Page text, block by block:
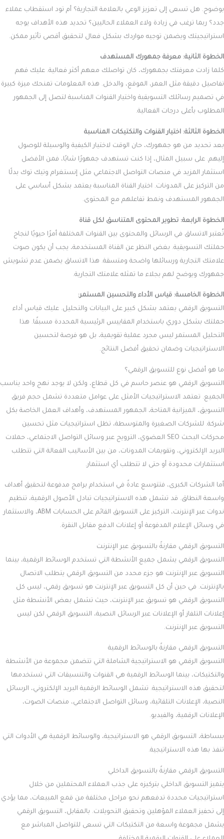
بوضوح. هل تسعى إلى تعزيز الوعي بالعلامة التجارية؟ أم تود استقطاب عملاء
جدد؟ ربما ترغب في زيادة ولاء العملاء الحاليين؟ تحديد هذه الأهداف يوجه
استراتيجيتك ويضمن توجيه مواردك بشكل فعال لتحقيق أقصى تأثير ممكن.
الخطوة الثانية: معرفة جمهورك المستهدف
كلما زادت معرفتك بجمهورك، كان تواصلك معهم أكثر فعالية. عليك فهم
تفاصيل دقيقة مثل العمر، الموقع، والدخل. هذه المعلومات تمنحك ميزة كبيرة
في تصميم رسائلك التسويقية واختيار القنوات المناسبة لتصل إلى الجمهور
المطلوب بأعلى درجات الفعالية.
الخطوة الثالثة: اختيار القنوات والتكتيكات المناسبة
بعد تحديد من هو جمهورك، حان الوقت لاختيار الكيفية والوسيلة للوصول
إليهم. على سبيل المثال، إذا كنت تستهدف جمهورًا شابًا، فمن الأفضل
استثمار المزيد في منصات التواصل الاجتماعي مثل إنستغرام وتيك توك بدلًا
من التركيز على المدونات. اختيار القناة المناسبة يعتمد بشكل أساسي على
الجمهور المستهدف ونمط تفاعلهم مع المحتوى.
الخطوة الرابعة: تطوير المحتوى المتناسق لكل قناة
تُعتبر الاتساق في الرسائل والمحتوى بين القنوات المختلفة أمرًا حيويًا لنجاح
حملتك التسويقية. بغض النظر عن القناة المستخدمة، يجب أن يكون صوت
علامتك التجارية ورسائلها واضحة ومتسقة. هذا الاتساق يضمن عدم تشويش
جمهورك ويوضح لهم بجلاء ما تمثله علامتك التجارية.
الخطوة الخامسة: قياس الأداء والتحسين المستمر:
التسويق الرقمي يعتمد بشكل كبير على البيانات والتحليل. عليك قياس أداء
حملتك بشكل دوري باستخدام المقاييس الرئيسية المحددة مسبقًا. هذا
التحليل المستمر ليس مجرد عملية تقويمية، بل هو فرصة لتحسين
الاستراتيجيات وضمان تحقيق أفضل النتائج.
ما هو أفضل نوع للتسويق الرقمي؟
التسويق الرقمي هو عنصر حاسم في كل قطاع، ولكن لا يوجد نهج واحد يناسب
الجميع. تعتمد الاستراتيجيات الأمثل على عوامل متعددة تشمل حجم فريق
التسويق، الميزانية المتاحة، الجمهور المستهدف، وأهداف العمل الخاصة بكل
شركة. للشركات الصغيرة والمتوسطة، تظل استراتيجيات مثل تحسين
محركات البحث SEO العضوي، الترويج عبر وسائل التواصل الاجتماعي، حملات
البريد الإلكتروني، وتقويمات المدونات، من بين الأساليب الفعالة التي تتطلب
استثمارات محدودة أو حتى لا تتطلب أي استثمار.
أما الشركات الكبرى، فتتوسع عادةً في استخدام برامج مدفوعة لتحقيق أهداف
واسعة النطاق. قد تشمل هذه الاستراتيجيات تبادل الأصول الرقمية، تنظيم
ندوات عبر الإنترنت، التركيز على التسويق القائم على الحسابات ABM، والاستثمار
في وسائل الإعلام المدفوعة أو إعلانات الدفع مقابل النقرة.
التسويق الرقمي مقارنةً بالتسويق عبر الإنترنت
التسويق الرقمي يشمل جميع الأنشطة التي تستخدم الوسائط الرقمية، بينما
التسويق عبر الإنترنت هو جزء محدد من التسويق الرقمي يتطلب الاتصال
بالإنترنت. في حين أن كل التسويق عبر الإنترنت هو تسويق رقمي، ليس كل
التسويق الرقمي هو تسويق عبر الإنترنت، حيث تشمل بعض الأنشطة مثل
إعلانات التلفاز أو الإعلانات عبر الرسائل النصية، التسويق الرقمي لكن ليس
التسويق عبر الإنترنت.
التسويق الرقمي مقارنةً بالوسائط الرقمية
التسويق الرقمي هو الاستراتيجية الشاملة التي تتضمن مجموعة من الأنشطة
والتكتيكات، بينما الوسائط الرقمية هي القنوات والتنسيقات التي تستخدمها
لتحقيق هذه الاستراتيجية. تشمل الوسائط الرقمية البريد الإلكتروني، الرسائل
النصية، الإعلانات التلقائية، وسائل التواصل الاجتماعي، منصات الصوت،
الإعلانات الرقمية، والفيديو.
ببساطة، التسويق الرقمي هو الاستراتيجية، والوسائط الرقمية هي الأدوات التي
تنفذ بها هذه الاستراتيجية.
التسويق الرقمي مقارنةً بالتسويق الداخلي
يتميز التسويق الداخلي بتركيزه على جذب العملاء المحتملين من خلال
استراتيجيات محددة تدفعهم نحو مراحل مختلفة من قمع المبيعات، مما يؤدي
إلى تحفيز العملاء المؤهلين وتحقيق التحويلات. بالمقابل، التسويق الرقمي
يشمل مجموعة واسعة من التكتيكات التي تسعى للتواصل المباشر مع